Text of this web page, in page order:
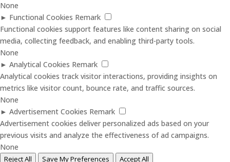
None
► Functional Cookies Remark
Functional cookies support features like content sharing on social
media, collecting feedback, and enabling third-party tools.
None
► Analytical Cookies Remark
Analytical cookies track visitor interactions, providing insights on
metrics like visitor count, bounce rate, and traffic sources.
None
► Advertisement Cookies Remark
Advertisement cookies deliver personalized ads based on your
previous visits and analyze the effectiveness of ad campaigns.
None
Reject All Save My Preferences Accept All